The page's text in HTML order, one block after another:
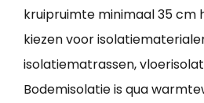
kruipruimte minimaal 35 cm
kiezen voor
isolatiematrassen,
Bodemisolatie is qua